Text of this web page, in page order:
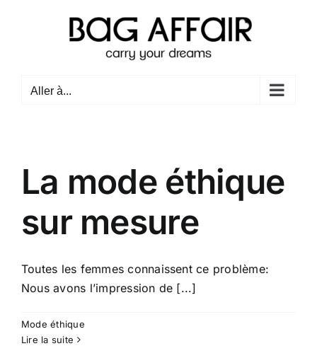
Aller à...
La mode éthique
sur mesure
Toutes les femmes connaissent ce problème:
Nous avons l’impression de [...]
Mode éthique
Lire la suite